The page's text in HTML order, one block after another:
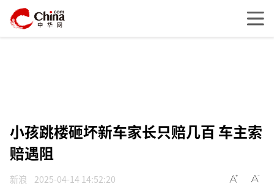
小孩跳楼砸坏新车家长只赔几百 车主索
赔遇阻
新浪 2025-04-14 14:52:20